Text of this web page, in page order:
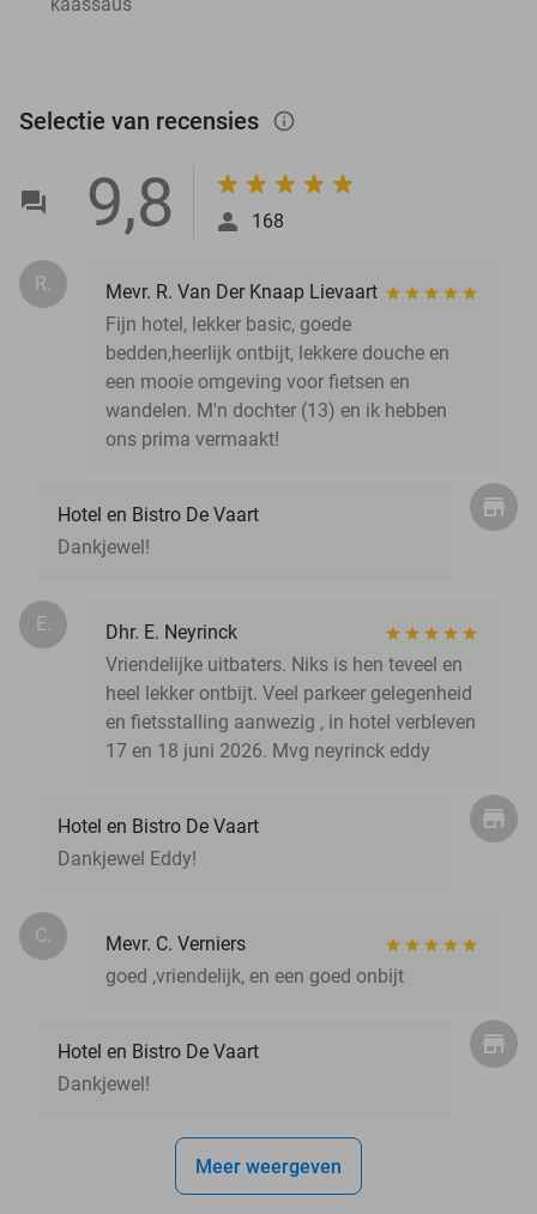
Selectie van recensies info_outlined
9,8 168
R.
Mevr. R. Van Der Knaap Lievaart
Fijn hotel, lekker basic, goede
bedden,heerlijk ontbijt, lekkere douche en
een mooie omgeving voor fietsen en
wandelen. M'n dochter (13) en ik hebben
ons prima vermaakt!
Hotel en Bistro De Vaart
Dankjewel!
E.
Dhr. E. Neyrinck
Vriendelijke uitbaters. Niks is hen teveel en
heel lekker ontbijt. Veel parkeer gelegenheid
en fietsstalling aanwezig , in hotel verbleven
17 en 18 juni 2026. Mvg neyrinck eddy
Hotel en Bistro De Vaart
Dankjewel Eddy!
C.
Mevr. C. Verniers
goed ,vriendelijk, en een goed onbijt
Hotel en Bistro De Vaart
Dankjewel!
Meer weergeven